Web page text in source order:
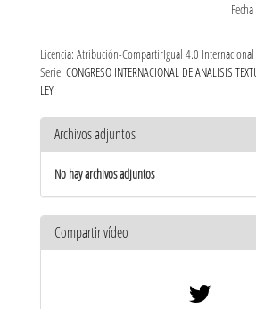
Licencia: Atribución-CompartirIgual 4.0 Internacional
Serie: CONGRESO INTERNACIONAL DE ANALISIS
LEY
Archivos adjuntos
No hay archivos adjuntos
Compartir vídeo